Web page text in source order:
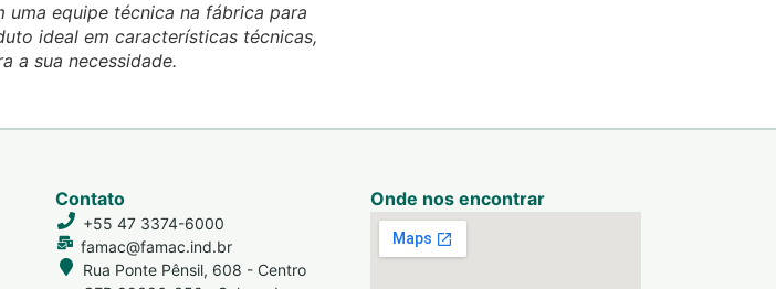
uma equipe técnica na fábrica para
ideal em características técnicas,
a sua necessidade.
Contato
+55 47 3374-6000
famac@famac.ind.br
Rua Ponte Pênsil, 608 - Centro
Onde nos encontrar